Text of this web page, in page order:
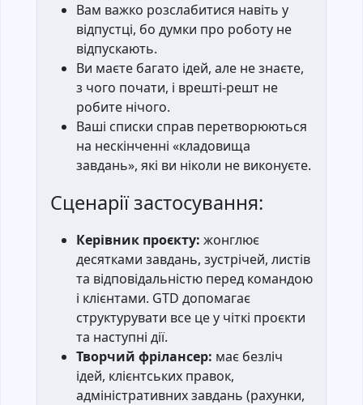
Вам важко розслабитися навіть у
відпустці, бо думки про роботу не
відпускають.
Ви маєте багато ідей, але не знаєте,
з чого почати, і врешті-решт не
робите нічого.
Ваші списки справ перетворюються
на нескінченні «кладовища
завдань», які ви ніколи не виконуєте.
Сценарії застосування:
Керівник проєкту: жонглює
десятками завдань, зустрічей, листів
та відповідальністю перед командою
і клієнтами. GTD допомагає
структурувати все це у чіткі проєкти
та наступні дії.
Творчий фрілансер: має безліч
ідей, клієнтських правок,
адміністративних завдань (рахунки,